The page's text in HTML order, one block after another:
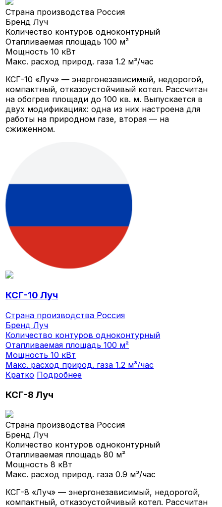
Страна производства Россия
БрендЛуч
Количество контуроводноконтурный
Отапливаемая площадь100 м²
Мощность10 кВт
Макс. расход природ. газа1.2 м³/час
КСГ-10 «Луч» — энергонезависимый, недорогой,
компактный, отказоустойчивый котел. Рассчитан
на обогрев площади до 100 кв. м. Выпускается в
двух модификациях: одна из них настроена для
работы на природном газе, вторая — на
сжиженном.
КСГ-10 Луч
Страна производства Россия
БрендЛуч
Количество контуроводноконтурный
Отапливаемая площадь100 м²
Мощность10 кВт
Макс. расход природ. газа1.2 м³/час
Кратко Подробнее
КСГ-8 Луч
Страна производства Россия
БрендЛуч
Количество контуроводноконтурный
Отапливаемая площадь80 м²
Мощность8 кВт
Макс. расход природ. газа0.9 м³/час
КСГ-8 «Луч» — энергонезависимый, недорогой,
компактный, отказоустойчивый котел. Рассчитан